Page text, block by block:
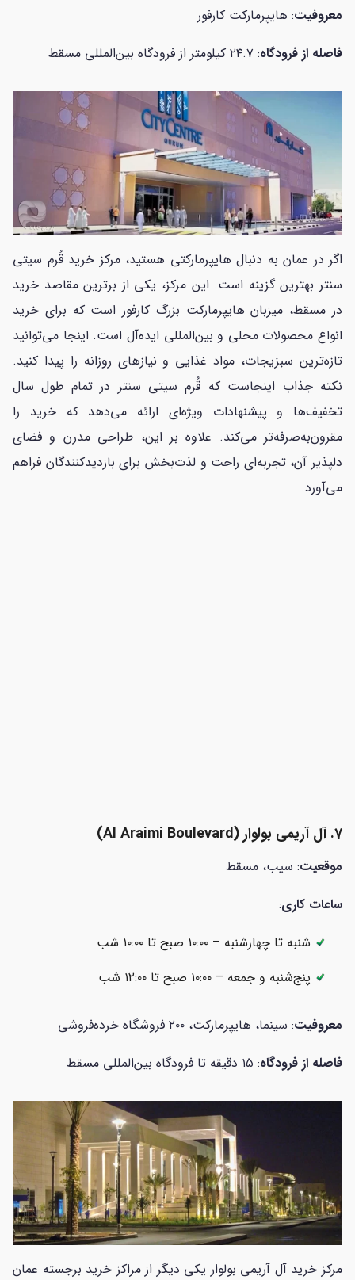
معروفیت: هایپرمارکت کارفور
فاصله از فرودگاه: ۲۴.۷ کیلومتر از فرودگاه بین‌المللی مسقط
اگر در عمان به دنبال هایپرمارکتی هستید، مرکز خرید قُرم سیتی
سنتر بهترین گزینه است. این مرکز، یکی از برترین مقاصد خرید
در مسقط، میزبان هایپرمارکت بزرگ کارفور است که برای خرید
انواع محصولات محلی و بین‌المللی ایده‌آل است. اینجا می‌توانید
تازه‌ترین سبزیجات، مواد غذایی و نیازهای روزانه را پیدا کنید.
نکته جذاب اینجاست که قُرم سیتی سنتر در تمام طول سال
تخفیف‌ها و پیشنهادات ویژه‌ای ارائه می‌دهد که خرید را
مقرون‌به‌صرفه‌تر می‌کند. علاوه بر این، طراحی مدرن و فضای
دلپذیر آن، تجربه‌ای راحت و لذت‌بخش برای بازدیدکنندگان فراهم
می‌آورد.
7. آل آریمی بولوار ( Al Araimi Boulevard)
موقعیت: سیب، مسقط
ساعات کاری:
شنبه تا چهارشنبه – ۱۰:۰۰ صبح تا ۱۰:۰۰ شب
پنج‌شنبه و جمعه – ۱۰:۰۰ صبح تا ۱۲:۰۰ شب
معروفیت: سینما، هایپرمارکت، ۲۰۰ فروشگاه خرده‌فروشی
فاصله از فرودگاه: ۱۵ دقیقه تا فرودگاه بین‌المللی مسقط
مرکز خرید آل آریمی بولوار یکی دیگر از مراکز خرید برجسته عمان